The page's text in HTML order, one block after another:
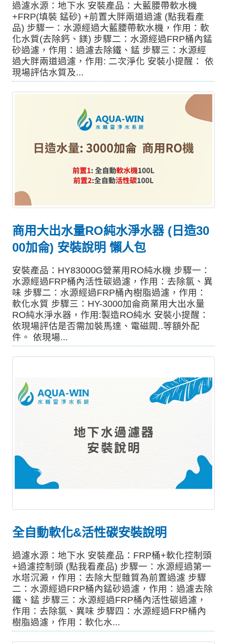
過濾水源：地下水 安裝產品：大藍腰帶軟水機
+FRP(填裝 錳砂) +前置大胖兩道過濾 (點我看產
品) 步驟一：水源經過大藍腰帶軟水機，作用：軟
化水質(去除鈣、鎂) 步驟二：水源經過FRP桶內錳
砂過濾，作用：過濾去除鐵、錳 步驟三：水源經
過大胖兩道過濾，作用: 二次淨化 安裝小提醒： 依
現場評估水質及...
商用大出水量RO純水淨水器 (日造30
00加侖) 安裝說明 懶人包
安裝產品：HY83000G營業用RO純水機 步驟一：
水源經過FRP桶內活性碳過濾，作用：去除氯、異
味 步驟二：水源經過FRP桶內樹脂過濾，作用：
軟化水質 步驟三：HY-3000加侖商業用大出水量
RO純水淨水器，作用:製造RO純水 安裝小提醒：
依現場評估是否需加裝馬達、電磁閥..等額外配
件。 依現場...
全自動軟化&活性碳安裝說明
過濾水源：地下水 安裝產品：FRP桶+軟化控制頭
+過濾控制頭 (點我看產品) 步驟一：水源經過第一
水塔沉澱，作用：去除大型雜質為前置過濾 步驟
二：水源經過FRP桶內錳砂過濾，作用：過濾去除
鐵、錳 步驟三：水源經過FRP桶內活性碳過濾，
作用：去除氯、異味 步驟四：水源經過FRP桶內
樹脂過濾，作用：軟化水...